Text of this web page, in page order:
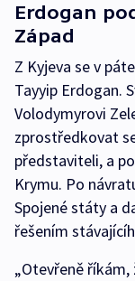
Erdogan
Západ
Z Kyjeva se v
Tayyip Erdogan.
Volodymyrovi
zprostředkovat
představiteli, a
Krymu. Po
Spojené státy a
řešením
„Otevřeně